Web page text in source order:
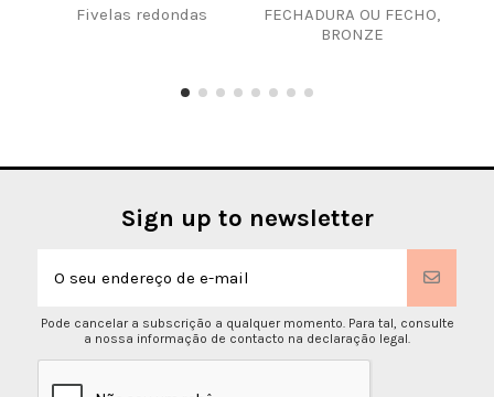
Fivelas redondas
FECHADURA OU FECHO,
BRONZE
Sign up to newsletter
Pode cancelar a subscrição a qualquer momento. Para tal, consulte
a nossa informação de contacto na declaração legal.